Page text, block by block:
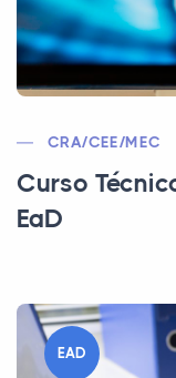
CRA/CEE/MEC
Curso
EaD
EAD